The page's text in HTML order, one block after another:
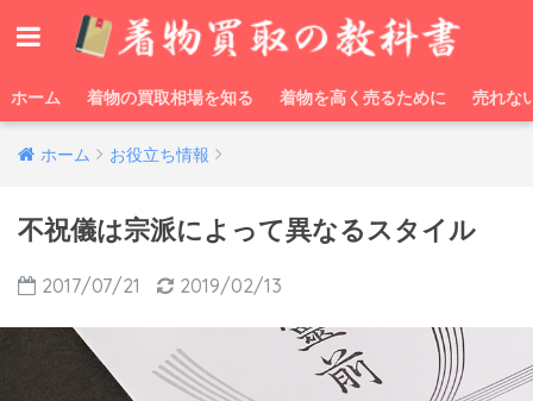
ホーム 着物の買取相場を知る 着物を高く売るために 売れな
ホーム お役立ち情報
不祝儀は宗派によって異なるスタイル
2017/07/21 2019/02/13